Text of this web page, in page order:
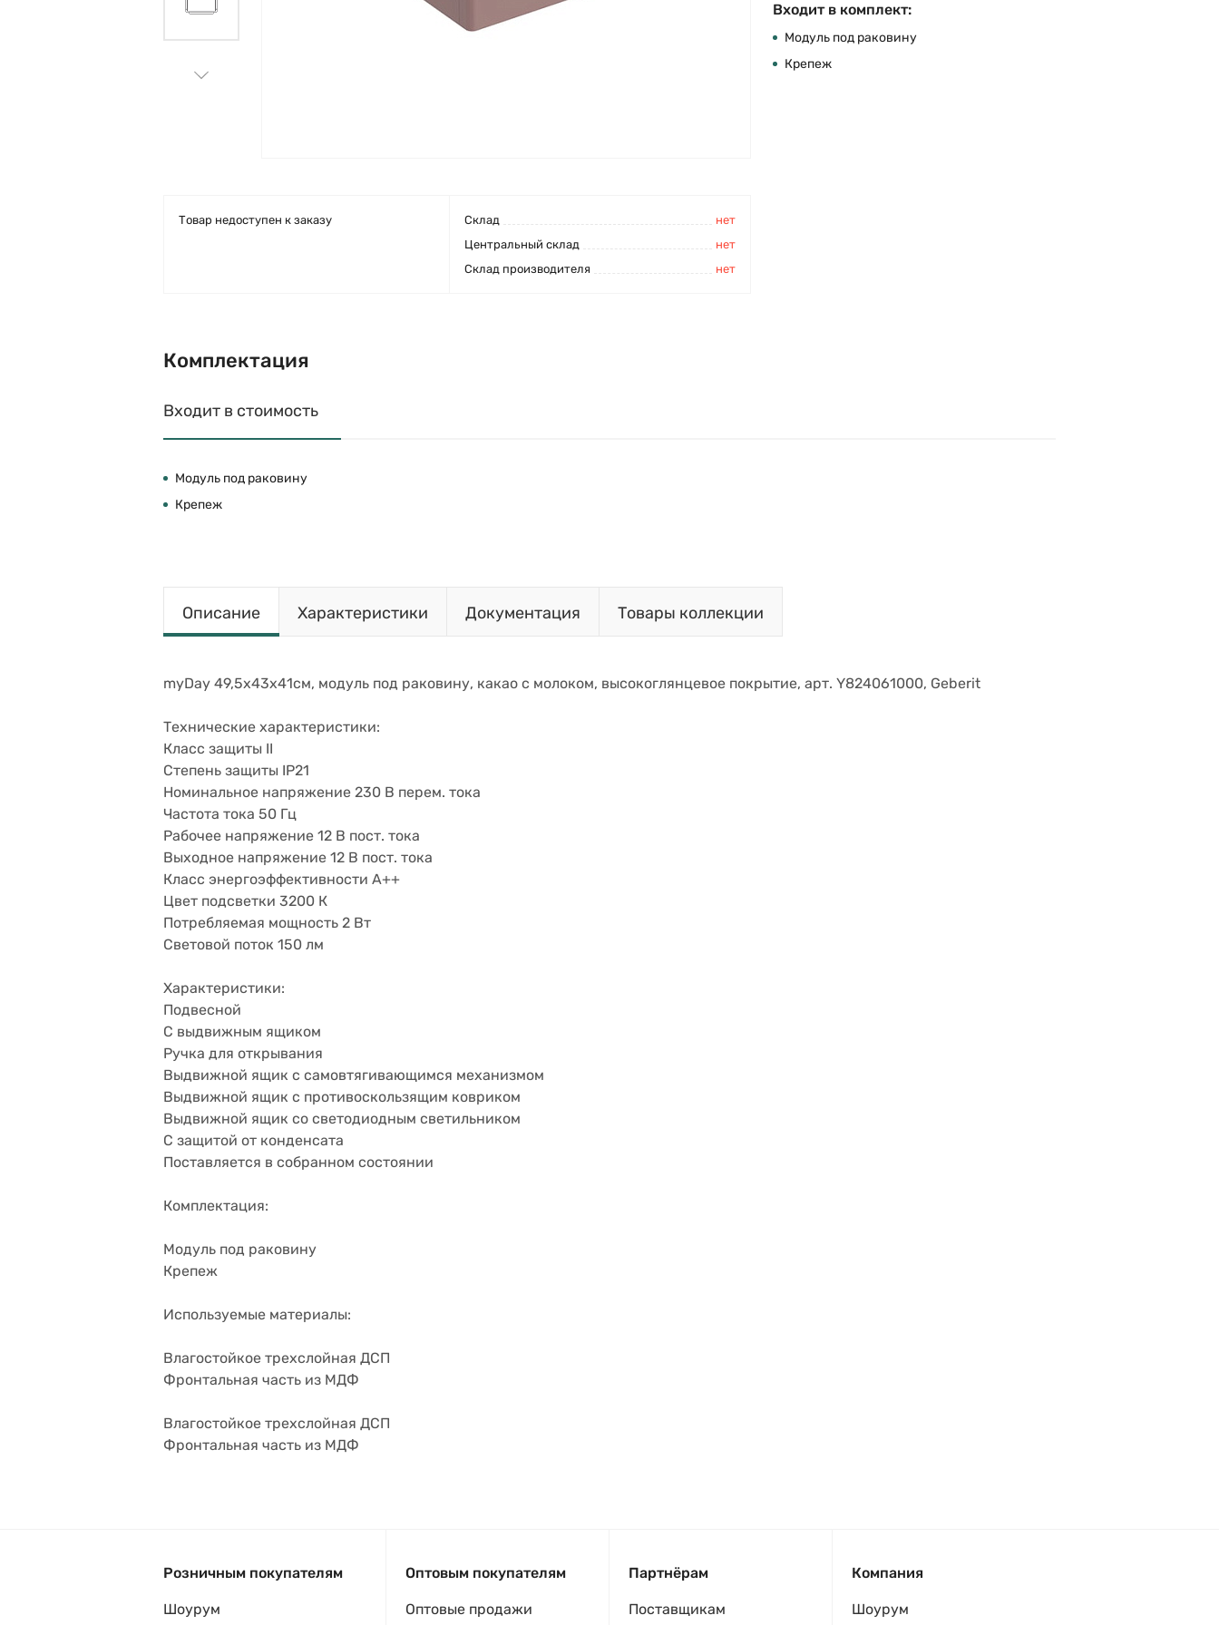
Товар недоступен к заказу Cклад
нет
Центральный склад
нет
Склад производителя
нет
Входит в комплект:
Модуль под раковину
Крепеж
Комплектация
Входит в стоимость
Модуль под раковину
Крепеж
Описание Характеристики Документация Товары коллекции
myDay 49,5х43х41см, модуль под раковину, какао с молоком, высокоглянцевое покрытие, арт. Y824061000, Geberit
Технические характеристики:
Класс защиты II
Степень защиты IP21
Номинальное напряжение 230 В перем. тока
Частота тока 50 Гц
Рабочее напряжение 12 В пост. тока
Выходное напряжение 12 В пост. тока
Класс энергоэффективности A++
Цвет подсветки 3200 К
Потребляемая мощность 2 Вт
Световой поток 150 лм
Характеристики:
Подвесной
С выдвижным ящиком
Ручка для открывания
Выдвижной ящик с самовтягивающимся механизмом
Выдвижной ящик с противоскользящим ковриком
Выдвижной ящик со светодиодным светильником
С защитой от конденсата
Поставляется в собранном состоянии
Комплектация:
Модуль под раковину
Крепеж
Используемые материалы:
Влагостойкое трехслойная ДСП
Фронтальная часть из МДФ
Влагостойкое трехслойная ДСП
Фронтальная часть из МДФ
Розничным покупателям
Шоурум
Оптовым покупателям
Оптовые продажи
Партнёрам
Поставщикам
Компания
Шоурум